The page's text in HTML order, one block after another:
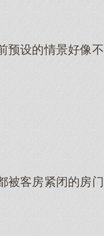
预设的情景好像
客房紧闭的房门